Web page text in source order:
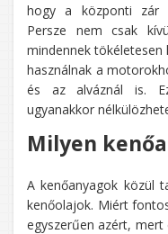
hogy a központi zár
Persze nem csak
mindennek tökéletesen
használnak a
és az alváznál is.
ugyanakkor
Milyen
A kenőanyagok közül
kenőolajok. Miért
egyszerűen azért, mert